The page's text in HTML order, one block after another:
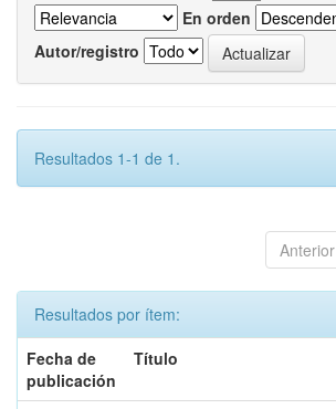
En orden
Autor/registro
Resultados 1-1 de 1.
Anterior
Resultados por ítem:
Fecha de
publicación
Título